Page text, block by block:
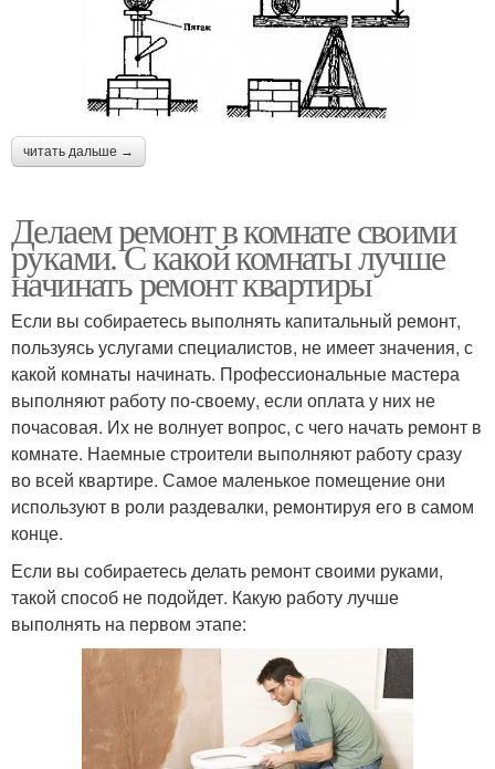
читать дальше →
Делаем ремонт в комнате своими
руками. С какой комнаты лучше
начинать ремонт квартиры
Если вы собираетесь выполнять капитальный ремонт,
пользуясь услугами специалистов, не имеет значения, с
какой комнаты начинать. Профессиональные мастера
выполняют работу по-своему, если оплата у них не
почасовая. Их не волнует вопрос, с чего начать ремонт в
комнате. Наемные строители выполняют работу сразу
во всей квартире. Самое маленькое помещение они
используют в роли раздевалки, ремонтируя его в самом
конце.
Если вы собираетесь делать ремонт своими руками,
такой способ не подойдет. Какую работу лучше
выполнять на первом этапе: